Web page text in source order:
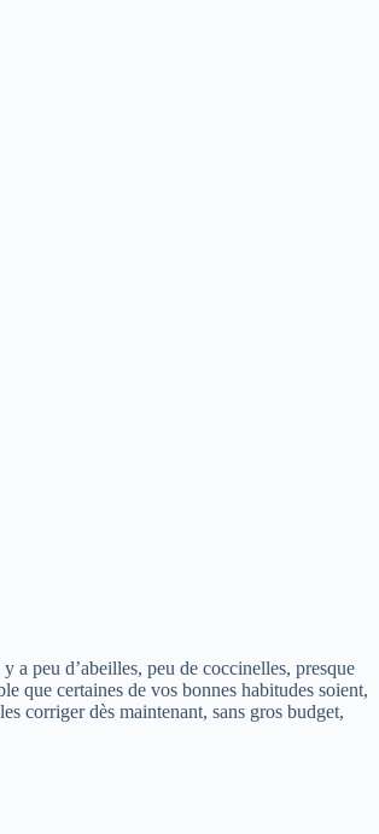
a peu d’abeilles, peu de coccinelles, presque
que certaines de vos bonnes habitudes soient,
corriger dès maintenant, sans gros budget,